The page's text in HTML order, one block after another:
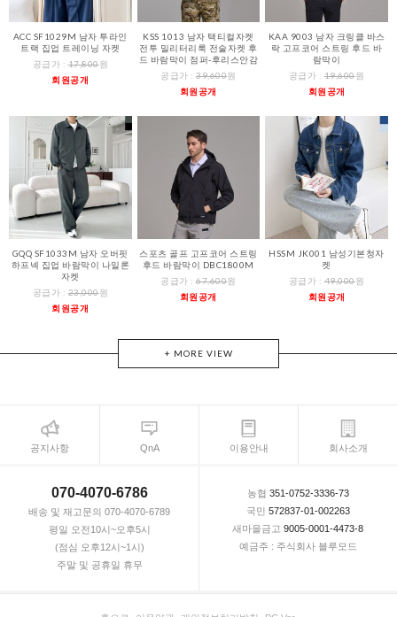
ACC SF1029M 남자 투라인
트랙 집업 트레이닝 자켓
공급가 :17,800원
회원공개
KSS 1013 남자 택티컬자켓
전투 밀리터리룩 전술자켓 후
드 바람막이 점퍼-후리스안감
공급가 :39,600원
회원공개
KAA 9003 남자 크링클 바스
락 고프코어 스트링 후드 바
람막이
공급가 : 19,600원
회원공개
GQQ SF1033M 남자 오버핏
하프넥 집업 바람막이 나일론
자켓
공급가 :23,000원
회원공개
스포츠 골프 고프코어 스트링
후드 바람막이 DBC1800M
공급가 :67,600원
회원공개
HSSM JK001 남성기본청자
켓
공급가 : 49,000원
회원공개
+ MORE VIEW
공지사항 QnA 이용안내 회사소개
070-4070-6786
배송 및 재고문의 070-4070-6789
평일 오전10시~오후5시
(점심 오후12시~1시)
주말 및 공휴일 휴무
농협 351-0752-3336-73
국민 572837-01-002263
새마을금고 9005-0001-4473-8
예금주 : 주식회사 블루모드